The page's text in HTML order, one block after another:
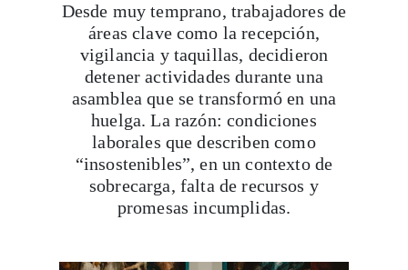
Desde muy temprano, trabajadores de
áreas clave como la recepción,
vigilancia y taquillas, decidieron
detener actividades durante una
asamblea que se transformó en una
huelga. La razón: condiciones
laborales que describen como
“insostenibles”, en un contexto de
sobrecarga, falta de recursos y
promesas incumplidas.